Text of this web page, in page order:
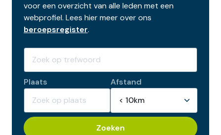
voor een overzicht van alle leden met een
webprofiel. Lees hier meer over ons
beroepsregister.
Plaats Afstand
Zoeken